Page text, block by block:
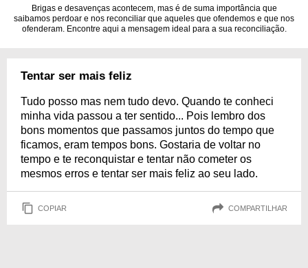
Brigas e desavenças acontecem, mas é de suma importância que
saibamos perdoar e nos reconciliar que aqueles que ofendemos e que nos
ofenderam. Encontre aqui a mensagem ideal para a sua reconciliação.
Tentar ser mais feliz
Tudo posso mas nem tudo devo. Quando te conheci
minha vida passou a ter sentido... Pois lembro dos
bons momentos que passamos juntos do tempo que
ficamos, eram tempos bons. Gostaria de voltar no
tempo e te reconquistar e tentar não cometer os
mesmos erros e tentar ser mais feliz ao seu lado.
COPIAR COMPARTILHAR